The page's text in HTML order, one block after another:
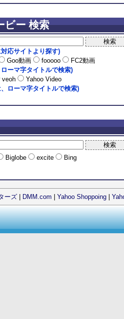
ビー 検索
応サイトより探す)
Goo動画 fooooo
FC2動画
ーマ字タイトルで検索)
veoh
Yahoo Video
ローマ字タイトルで検索)
Biglobe excite
Bing
ーズ DMM.com Yahoo Shoppoing